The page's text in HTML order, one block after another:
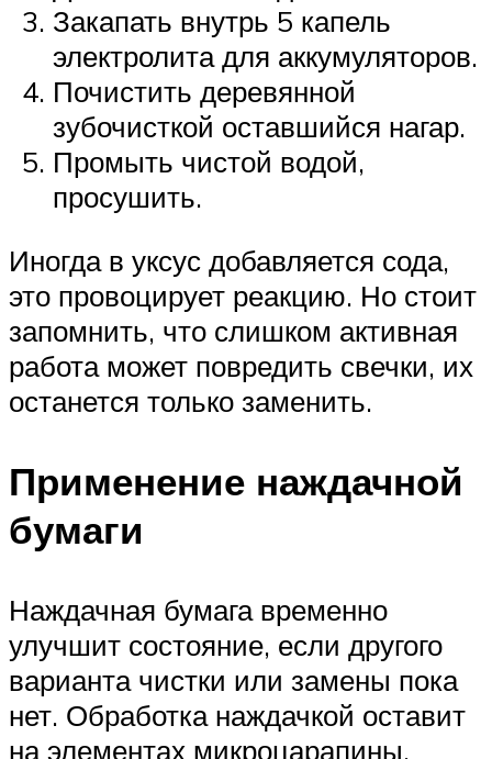
Закапать внутрь 5 капель
электролита для аккумуляторов.
Почистить деревянной
зубочисткой оставшийся нагар.
Промыть чистой водой,
просушить.
Иногда в уксус добавляется сода,
это провоцирует реакцию. Но стоит
запомнить, что слишком активная
работа может повредить свечки, их
останется только заменить.
Применение наждачной
бумаги
Наждачная бумага временно
улучшит состояние, если другого
варианта чистки или замены пока
нет. Обработка наждачкой оставит
на элементах микроцарапины.